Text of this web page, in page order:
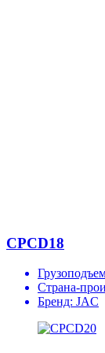
CPCD18
Страна-
Бренд: JAC